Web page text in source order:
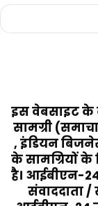
इस वेबसाइट के
सामग्री
, इंडियन
के सामग्रियों के
है। आईबीएन-
संवाददाता /